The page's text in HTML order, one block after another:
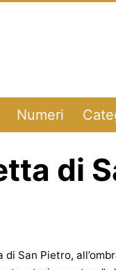
Numeri
di
San Pietro,